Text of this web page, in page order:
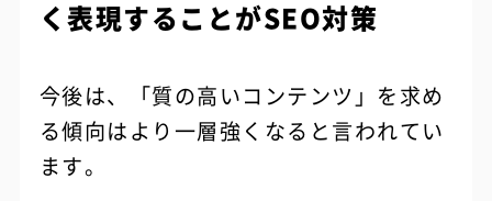
く表現することがSEO対策
今後は、「質の高いコンテンツ」を求め
る傾向はより一層強くなると言われてい
ます。